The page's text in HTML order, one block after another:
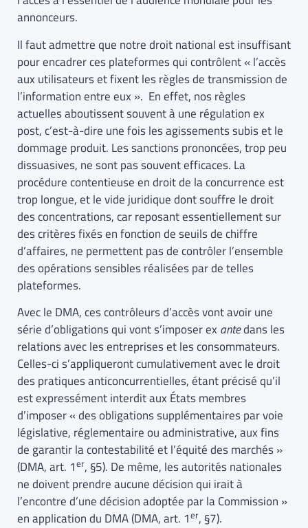
annonceurs.
Il faut admettre que notre droit national est insuffisant
pour encadrer ces plateformes qui contrôlent « l’accès
aux utilisateurs et fixent les règles de transmission de
l’information entre eux ». En effet, nos règles
actuelles aboutissent souvent à une régulation ex
post, c’est-à-dire une fois les agissements subis et le
dommage produit. Les sanctions prononcées, trop peu
dissuasives, ne sont pas souvent efficaces. La
procédure contentieuse en droit de la concurrence est
trop longue, et le vide juridique dont souffre le droit
des concentrations, car reposant essentiellement sur
des critères fixés en fonction de seuils de chiffre
d’affaires, ne permettent pas de contrôler l’ensemble
des opérations sensibles réalisées par de telles
plateformes.
Avec le DMA, ces contrôleurs d’accès vont avoir une
série d’obligations qui vont s’imposer ex antedans les
relations avec les entreprises et les consommateurs.
Celles-ci s’appliqueront cumulativement avec le droit
des pratiques anticoncurrentielles, étant précisé qu’il
est expressément interdit aux États membres
d’imposer « des obligations supplémentaires par voie
législative, réglementaire ou administrative, aux fins
de garantir la contestabilité et l’équité des marchés »
(DMA, art. 1er, §5). De même, les autorités nationales
ne doivent prendre aucune décision qui irait à
l’encontre d’une décision adoptée par la Commission »
en application du DMA (DMA, art. 1er, §7).